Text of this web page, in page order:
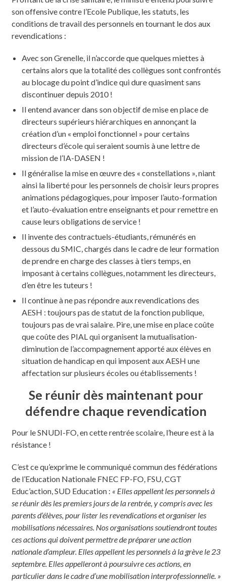
son offensive contre l’Ecole Publique, les statuts, les
conditions de travail des personnels en tournant le dos aux
revendications :
Avec son Grenelle, il n’accorde que quelques miettes à
certains alors que la totalité des collègues sont confrontés
au blocage du point d’indice qui dure quasiment sans
discontinuer depuis 2010 !
Il entend avancer dans son objectif de mise en place de
directeurs supérieurs hiérarchiques en annonçant la
création d’un « emploi fonctionnel » pour certains
directeurs d’école qui seraient soumis à une lettre de
mission de l’IA-DASEN !
Il généralise la mise en œuvre des « constellations », niant
ainsi la liberté pour les personnels de choisir leurs propres
animations pédagogiques, pour imposer l’auto-formation
et l’auto-évaluation entre enseignants et pour remettre en
cause leurs obligations de service !
Il invente des contractuels-étudiants, rémunérés en
dessous du SMIC, chargés dans le cadre de leur formation
de prendre en charge des classes à tiers temps, en
imposant à certains collègues, notamment les directeurs,
d’en être les tuteurs !
Il continue à ne pas répondre aux revendications des
AESH : toujours pas de statut de la fonction publique,
toujours pas de vrai salaire. Pire, une mise en place coûte
que coûte des PIAL qui organisent la mutualisation-
diminution de l’accompagnement apporté aux élèves en
situation de handicap en qui imposent aux AESH une
affectation sur plusieurs écoles ou établissements !
Se réunir dès maintenant pour
défendre chaque revendication
Pour le SNUDI-FO, en cette rentrée scolaire, l’heure est à la
résistance !
C’est ce qu’exprime le communiqué commun des fédérations
de l’Education Nationale FNEC FP-FO, FSU, CGT
Educ’action, SUD Education : « Elles appellent les personnels à
se réunir dès les premiers jours de la rentrée, y compris avec les
parents d’élèves, pour lister les revendications et organiser les
mobilisations nécessaires. Nos organisations soutiendront toutes
ces actions qui doivent permettre de préparer une action
nationale d’ampleur. Elles appellent les personnels à la grève le 23
septembre. Elles appelleront à poursuivre ces actions, en
particulier dans le cadre d’une mobilisation interprofessionnelle. »